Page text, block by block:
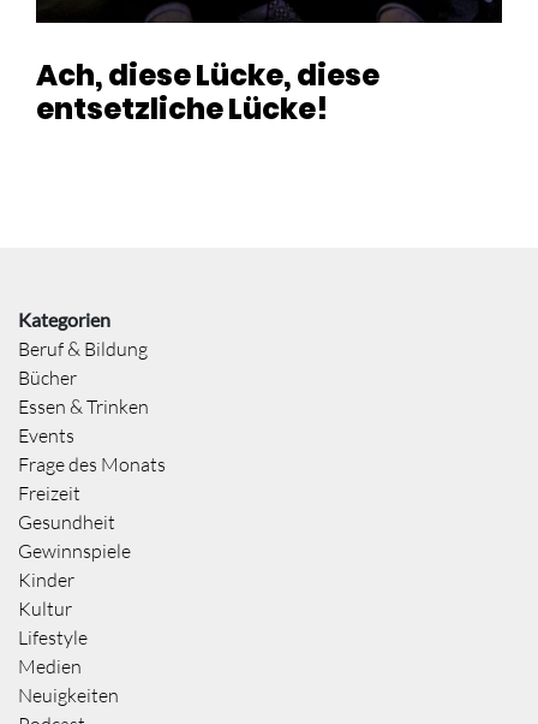
Ach, diese Lücke, diese
entsetzliche Lücke!
Kategorien
Beruf & Bildung
Bücher
Essen & Trinken
Events
Frage des Monats
Freizeit
Gesundheit
Gewinnspiele
Kinder
Kultur
Lifestyle
Medien
Neuigkeiten